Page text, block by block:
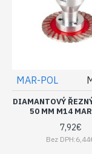
MAR-POL
DIAMANTOVÝ
50 MM M14
7,92€
Bez